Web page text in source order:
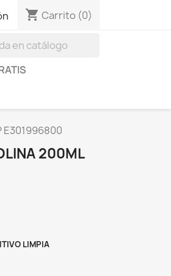
shopping_cart Carrito (0)
E301996800
200ML
LIMPIA